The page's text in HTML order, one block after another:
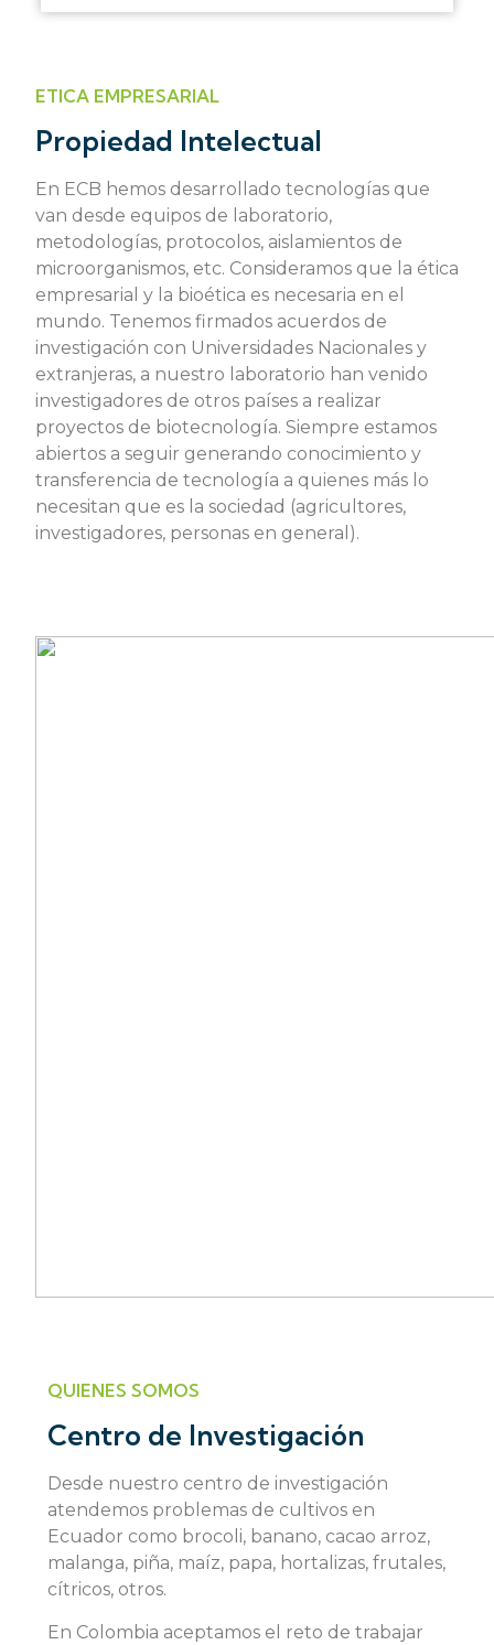
ETICA EMPRESARIAL
Propiedad Intelectual
En ECB hemos desarrollado tecnologías que
van desde equipos de laboratorio,
metodologías, protocolos, aislamientos de
microorganismos, etc. Consideramos que la ética
empresarial y la bioética es necesaria en el
mundo. Tenemos firmados acuerdos de
investigación con Universidades Nacionales y
extranjeras, a nuestro laboratorio han venido
investigadores de otros países a realizar
proyectos de biotecnología. Siempre estamos
abiertos a seguir generando conocimiento y
transferencia de tecnología a quienes más lo
necesitan que es la sociedad (agricultores,
investigadores, personas en general).
QUIENES SOMOS
Centro de Investigación
Desde nuestro centro de investigación
atendemos problemas de cultivos en
Ecuador como brocoli, banano, cacao arroz,
malanga, piña, maíz, papa, hortalizas, frutales,
cítricos, otros.
En Colombia aceptamos el reto de trabajar